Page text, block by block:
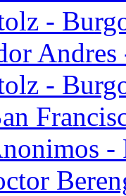
-
Andres
-